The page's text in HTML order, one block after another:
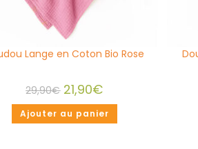
Lange en Coton Bio Rose
29,90€ 21,90€
Ajouter au panier